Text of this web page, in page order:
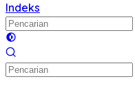
Indeks